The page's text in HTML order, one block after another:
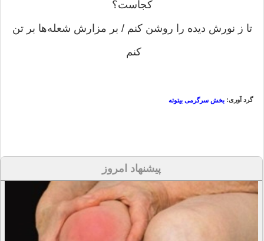
کجاست؟
تا ز نورش دیده را روشن کنم / بر مزارش شعله‌ها بر تن
کنم
گرد آوری: بخش سرگرمی بیتوته
پیشنهاد امروز